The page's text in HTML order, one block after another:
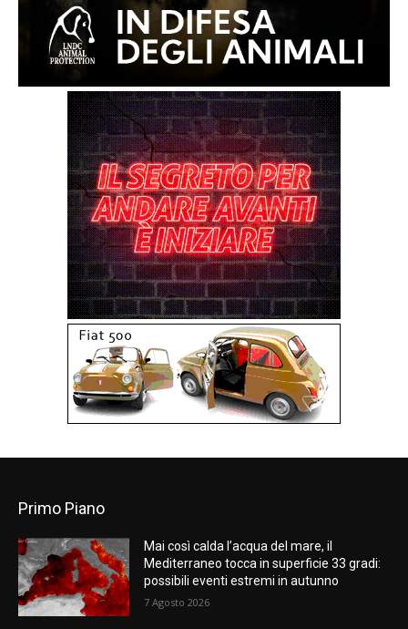
Primo Piano
Mai così calda l’acqua del mare, il
Mediterraneo tocca in superficie 33 gradi:
possibili eventi estremi in autunno
7 Agosto 2026